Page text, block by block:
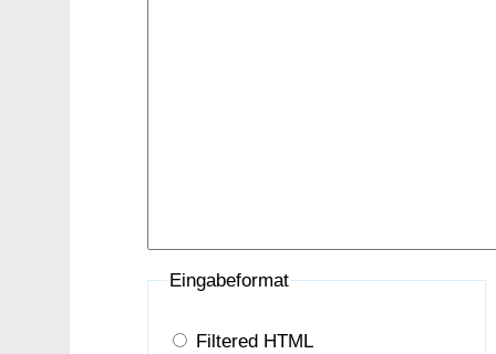
Eingabeformat
Filtered HTML